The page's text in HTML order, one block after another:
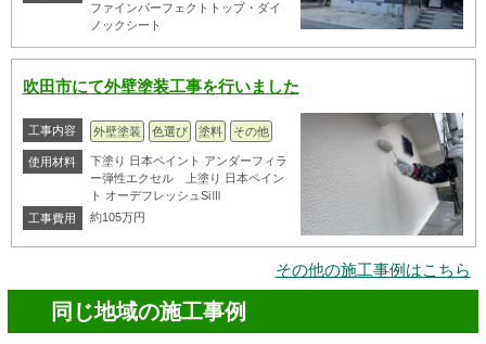
ファインパーフェクトトップ・ダイ
ノックシート
吹田市にて外壁塗装工事を行いました
工事内容 外壁塗装 色選び 塗料 その他
使用材料
下塗り 日本ペイント アンダーフィラ
ー弾性エクセル 上塗り 日本ペイン
ト オーデフレッシュSiⅢ
工事費用
約105万円
その他の施工事例はこちら
同じ地域の施工事例